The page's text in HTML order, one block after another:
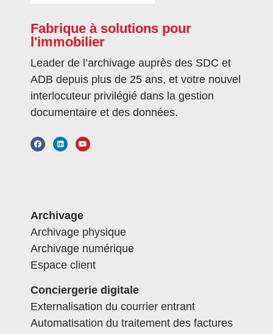
Fabrique à solutions pour
l'immobilier
Leader de l’archivage auprès des SDC et
ADB depuis plus de 25 ans, et votre nouvel
interlocuteur privilégié dans la gestion
documentaire et des données.
Archivage
Archivage physique
Archivage numérique
Espace client
Conciergerie digitale
Externalisation du courrier entrant
Automatisation du traitement des factures